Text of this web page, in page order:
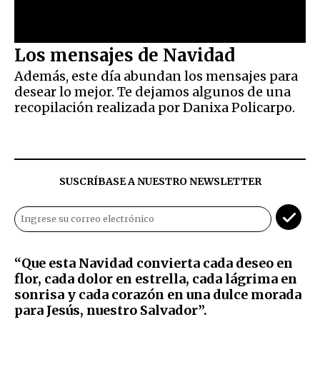
Los mensajes de Navidad
Además, este día abundan los mensajes para
desear lo mejor. Te dejamos algunos de una
recopilación realizada por Danixa Policarpo.
SUSCRÍBASE A NUESTRO NEWSLETTER
“Que esta Navidad convierta cada deseo en
flor, cada dolor en estrella, cada lágrima en
sonrisa y cada corazón en una dulce morada
para Jesús, nuestro Salvador”.